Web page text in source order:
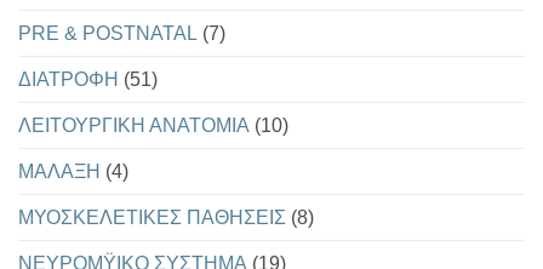
PRE & POSTNATAL (7)
ΔΙΑΤΡΟΦΗ (51)
ΛΕΙΤΟΥΡΓΙΚΗ ΑΝΑΤΟΜΙΑ (10)
ΜΑΛΑΞΗ (4)
ΜΥΟΣΚΕΛΕΤΙΚΕΣ ΠΑΘΗΣΕΙΣ (8)
ΝΕΥΡΟΜΫΙΚΟ ΣΥΣΤΗΜΑ (19)